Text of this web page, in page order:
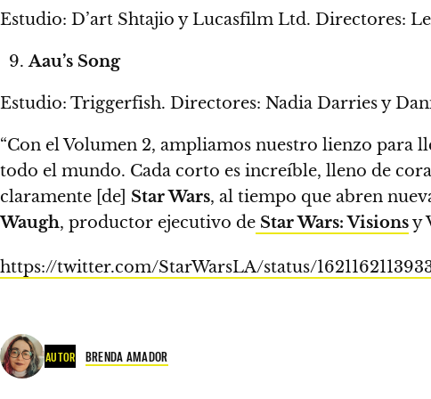
Estudio: D’art Shtajio y Lucasfilm Ltd. Directores:
Aau’s Song
Estudio: Triggerfish. Directores: Nadia Darries y
“Con el Volumen 2, ampliamos nuestro lienzo para
todo el mundo. Cada corto es increíble, lleno de
claramente [de] Star Wars, al tiempo que abren
Waugh, productor ejecutivo de Star Wars: Visionsy
https://twitter.com/StarWarsLA/status/
AUTOR BRENDA AMADOR